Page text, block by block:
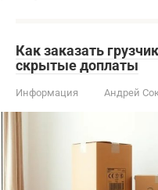
Как заказать
скрытые доплаты
Информация Андрей